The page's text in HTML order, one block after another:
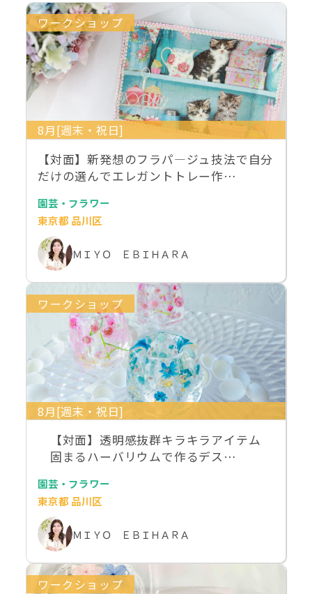
ワークショップ
8月[週末・祝日]
【対面】新発想のフラパ―ジュ技法で自分
だけの選んでエレガントトレー作…
園芸・フラワー
東京都 品川区
ＭＩＹＯ ＥＢＩＨＡＲＡ
ワークショップ
8月[週末・祝日]
【対面】透明感抜群キラキラアイテム
固まるハーバリウムで作るデス…
園芸・フラワー
東京都 品川区
ＭＩＹＯ ＥＢＩＨＡＲＡ
ワークショップ